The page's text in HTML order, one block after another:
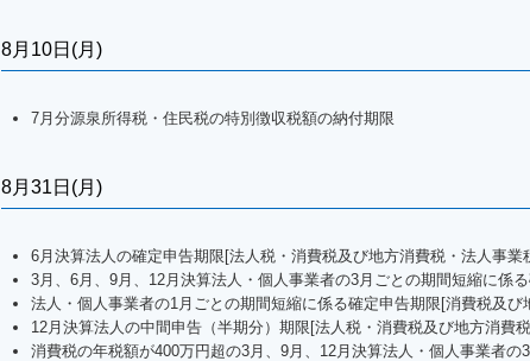
8月10日(月)
7月分源泉所得税・住民税の特別徴収税額の納付期限
8月31日(月)
6月決算法人の確定申告期限[法人税・消費税及び地方消費税・法人事
3月、6月、9月、12月決算法人・個人事業者の3月ごとの期間短縮に係
法人・個人事業者の1月ごとの期間短縮に係る確定申告期限[消費税及び
12月決算法人の中間申告（半期分）期限[法人税・消費税及び地方消費
消費税の年税額が400万円超の3月、9月、12月決算法人・個人事業者